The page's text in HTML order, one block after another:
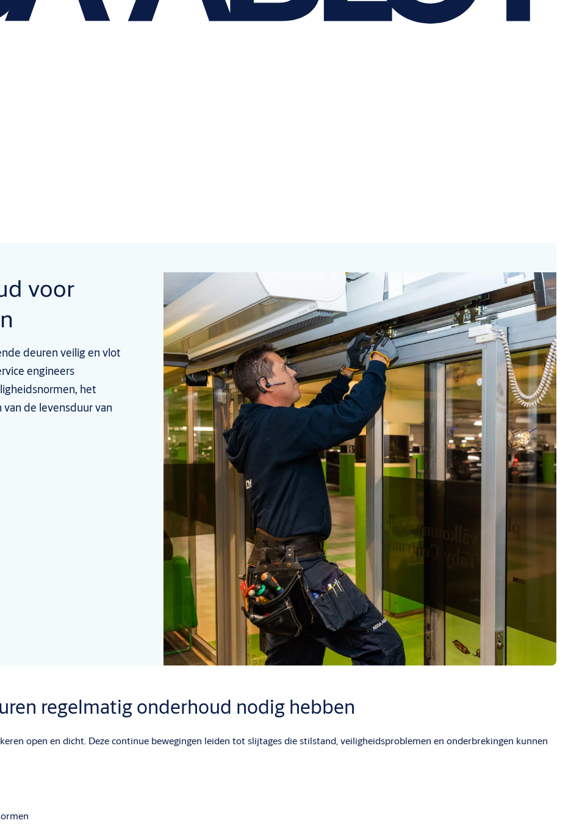
voor
deuren veilig en vlot
engineers
het
de levensduur van
regelmatig onderhoud nodig hebben
open en dicht. Deze continue bewegingen leiden tot slijtages die stilstand, veiligheidsproblemen en onderbrekingen kunnen